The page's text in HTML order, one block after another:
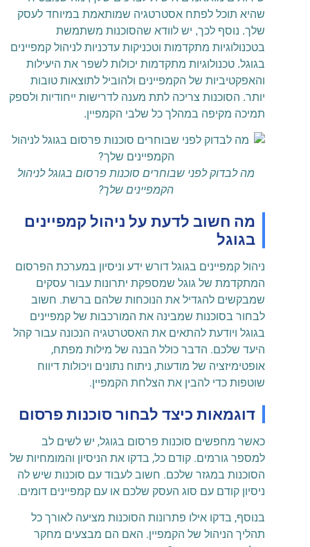
שהיא תוכל לפתח אסטרטגיה שמותאמת במיוחד לעסק
שלך. נוסף לכך, יש לוודא שהסוכנות משתמשת
בטכנולוגיות מתקדמות וטכניקות עדכניות לניהול קמפיינים
בגוגל. טכנולוגיות מתקדמות יכולות לשפר את היעילות
והאפקטיביות של הקמפיינים ולהוביל לתוצאות טובות
יותר. הסוכנות צריכה לתת מענה לדרישות ייחודיות ולספק
תמיכה מקיפה במהלך כל שלבי הקמפיין.
מה לבדוק לפני שבוחרים סוכנות פרסום בגוגל לניהול
הקמפיינים שלך?
מה חשוב לדעת על ניהול קמפיינים
בגוגל
ניהול קמפיינים בגוגל דורש ידע וניסיון במערכת הפרסום
המתקדמת של גוגל שמספקת יתרונות עבור עסקים
שמבקשים להגדיל את הנוכחות שלהם ברשת. חשוב
לבחור בסוכנות שמבינה את המורכבות של קמפיינים
בגוגל ויודעת להתאים את האסטרטגיה הנכונה עבור קהל
היעד שלכם. הדבר כולל הבנה של מילות מפתח,
אופטימיזציה של מודעות, ניתוח נתונים ויכולות דיווח
שוטפות כדי להבין את הצלחת הקמפיין.
דוגמאות כיצד לבחור סוכנות פרסום
כאשר מחפשים סוכנות פרסום בגוגל, יש לשים לב
למספר גורמים. קודם כל, בדקו את הניסיון והמומחיות של
הסוכנות במגזר שלכם. חשוב לעבוד עם סוכנות שיש לה
ניסיון קודם עם סוג העסק שלכם או עם קמפיינים דומים.
בנוסף, בדקו אילו פתרונות הסוכנות מציעה לאורך כל
תהליך הניהול של הקמפיין. האם הם מבצעים מחקר